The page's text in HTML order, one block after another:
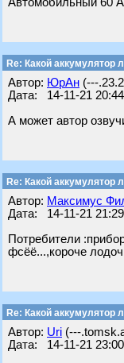
Re: Какой аккумулятор
Автор: ЮрАн (---
Дата: 14-11-21 20:44
А может автор
Re: Какой аккумулятор
Автор: Максимус
Дата: 14-11-21 21:29
Потребители
фсёё...,короче
Re: Какой аккумулятор
Автор: Uri (---
Дата: 14-11-21 23:00